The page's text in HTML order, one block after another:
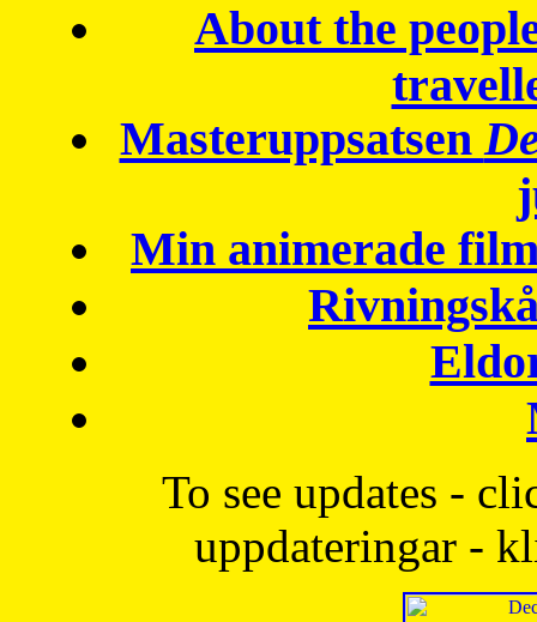
About the
Masteruppsatsen
Min animerade
To see updates -
uppdateringar -